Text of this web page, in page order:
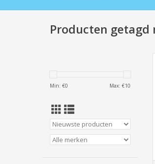
Producten getagd
Min: €0 Max: €10